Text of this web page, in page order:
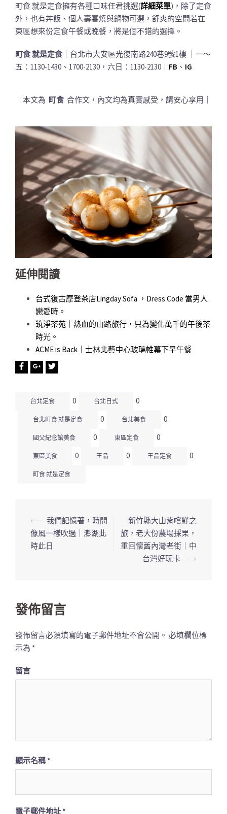
町食 就是定食擁有各種口味任君挑選(詳細菜單)，除了定食
外，也有丼飯、個人壽喜燒與鍋物可選，舒爽的空間若在
東區想來份定食午餐或晚餐，將是個不錯的選擇。
町食 就是定食 ｜台北市大安區光復南路240巷9號1樓 ｜一～
五：1130-1430、1700-2130，六日：1130-2130｜ FB 、 IG
｜本文為 町食 合作文，內文均為真實感受，請安心享用｜
延伸閱讀
台式復古摩登茶店Lingday Sofa ，Dress Code 當男人
戀愛時。
筑淨茶苑｜熱血的山路旅行，只為變化萬千的午後茶
時光。
ACME is Back｜士林北藝中心玻璃帷幕下早午餐
台北定食 0 台北日式 0
台北町食 就是定食 0 台北美食 0
國父紀念館美食 0 東區定食 0
東區美食 0 王品 0 王品定食 0
町食 就是定食
文
章
⟵ 我們記憶著，時間
像風一樣吹過｜澎湖此
時此日
新竹縣大山背嚐鮮之
旅，老大份農場採果，
重回懷舊內灣老街｜中
台灣好玩卡 ⟶
發佈留言
發佈留言必須填寫的電子郵件地址不會公開。 必填欄位標
示為 *
留言
顯示名稱*
電子郵件地址 *